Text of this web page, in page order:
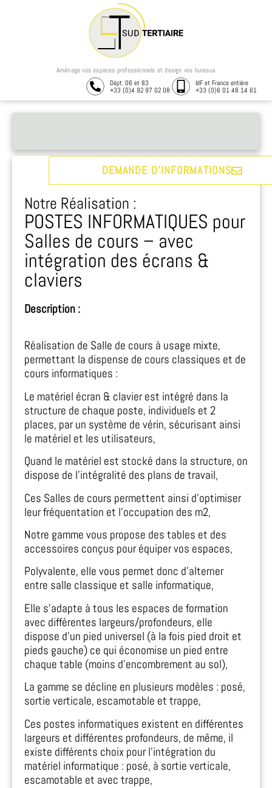
Dépt. 06 et 83
+33 (0)4 92 97 02 08
IdF et France entière
+33 (0)6 01 48 14 61
Aménage vos espaces professionnels et design vos bureaux
DEMANDE D'INFORMATIONS
Notre Réalisation :​
POSTES INFORMATIQUES pour
Salles de cours – avec
intégration des écrans &
claviers
Description :
Réalisation de Salle de cours à usage mixte,
permettant la dispense de cours classiques et de
cours informatiques :
Le matériel écran & clavier est intégré dans la
structure de chaque poste, individuels et 2
places, par un système de vérin, sécurisant ainsi
le matériel et les utilisateurs,
Quand le matériel est stocké dans la structure, on
dispose de l’intégralité des plans de travail,
Ces Salles de cours permettent ainsi d’optimiser
leur fréquentation et l’occupation des m2,
Notre gamme vous propose des tables et des
accessoires conçus pour équiper vos espaces,
Polyvalente, elle vous permet donc d’alterner
entre salle classique et salle informatique,
Elle s’adapte à tous les espaces de formation
avec différentes largeurs/profondeurs, elle
dispose d’un pied universel (à la fois pied droit et
pieds gauche) ce qui économise un pied entre
chaque table (moins d’encombrement au sol),
La gamme se décline en plusieurs modèles : posé,
sortie verticale, escamotable et trappe,
Ces postes informatiques existent en différentes
largeurs et différentes profondeurs, de même, il
existe différents choix pour l’intégration du
matériel informatique : posé, à sortie verticale,
escamotable et avec trappe,